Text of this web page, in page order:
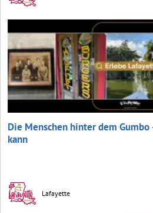
Die Menschen hinter dem
kann
Lafayette